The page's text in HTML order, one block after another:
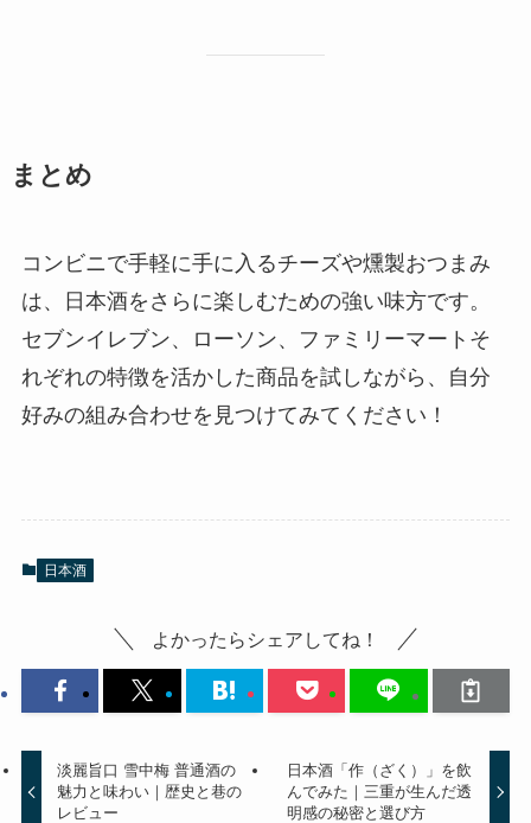
まとめ
コンビニで手軽に手に入るチーズや燻製おつまみ
は、日本酒をさらに楽しむための強い味方です。
セブンイレブン、ローソン、ファミリーマートそ
れぞれの特徴を活かした商品を試しながら、自分
好みの組み合わせを見つけてみてください！
日本酒
よかったらシェアしてね！
淡麗旨口 雪中梅 普通酒の
魅力と味わい｜歴史と巷の
レビュー
日本酒「作（ざく）」を飲
んでみた｜三重が生んだ透
明感の秘密と選び方